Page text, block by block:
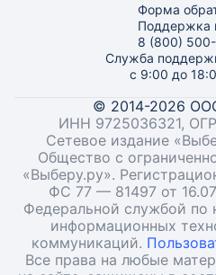
Форма
Поддержка
8 (800)
Служба
с 9:00 до
© 2014-2026
ИНН 9725036321,
Сетевое издание
Общество с
«Выберу.ру».
ФС 77 — 81497 от
Федеральной службой по
информационных
коммуникаций.
Все права на любые